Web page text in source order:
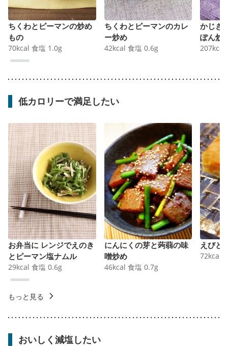
ちくわとピーマンの炒め
もの
70kcal 食塩 1.0g
ちくわとピーマンのカレ
ー炒め
42kcal 食塩 0.6g
かじき
ぽん炒
207kcal
低カロリーで満足したい
お弁当に レンジでえのき
とピーマン塩ナムル
29kcal 食塩 0.6g
にんにくの芽と蒟蒻の味
噌炒め
46kcal 食塩 0.7g
えびと
72kcal
もっと見る
おいしく減塩したい